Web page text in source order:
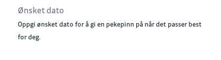
Oppgi ønsket dato for å gi en pekepinn på når det passer best
for deg.